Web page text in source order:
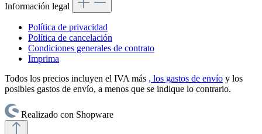
Información legal
Política de privacidad
Política de cancelación
Condiciones generales de contrato
Imprima
Todos los precios incluyen el IVA más , los gastos de envío y los
posibles gastos de envío, a menos que se indique lo contrario.
Realizado con Shopware